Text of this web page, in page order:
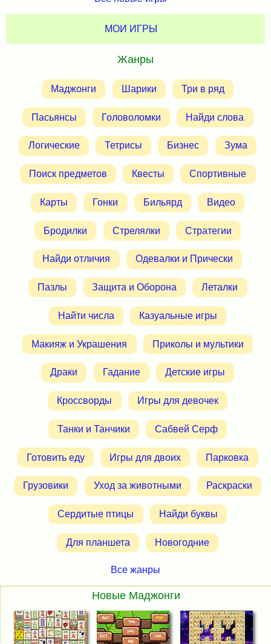
МОИ ИГРЫ
Жанры
Маджонги Шарики Три в ряд
Пасьянсы Головоломки Найди слова
Логические Тетрисы Бизнес Зума
Поиск предметов Квесты Спортивные
Карты Гонки Бильярд Видео
Бродилки Стрелялки Стратегии
Найди отличия Одевалки и Прически
Пазлы Защита и Оборона Леталки
Найти числа Казуальные игры
Макияж и Украшения Приколы и мультики
Драки Гадание Детские игры
Кроссворды Игры для девочек
Танки и Танчики Сабвей Серф
Готовить еду Игры для двоих Парковка
Грузовики Уход за животными Раскраски
Сердитые птицы Найди буквы
Для планшета Новогодние
Все жанры
Новые Маджонги